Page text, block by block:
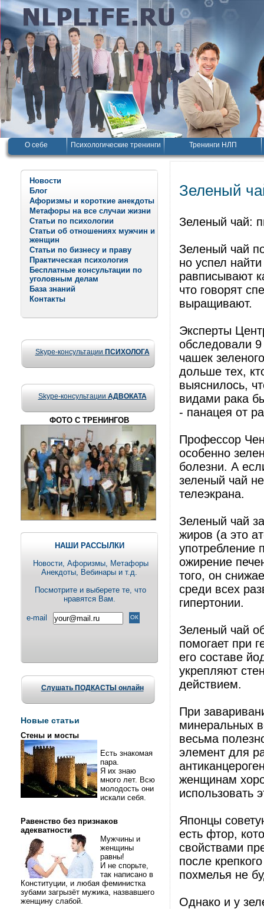
О себе Психологические тренинги Тренинги НЛП
Новости
Блог
Афоризмы и короткие анекдоты
Метафоры на все случаи жизни
Статьи по психологии
Статьи об отношениях мужчин и
женщин
Статьи по бизнесу и праву
Практическая психология
Бесплатные консультации по
уголовным делам
База знаний
Контакты
Skype-консультации ПСИХОЛОГА
Skype-консультации АДВОКАТА
ФОТО С ТРЕНИНГОВ
НАШИ РАССЫЛКИ
Новости, Aфоризмы, Метафоры
Анекдоты, Вебинары и т.д.
Посмотрите и выберете те, что
нравятся Вам.
e-mail
Слушать ПОДКАСТЫ онлайн
Новые статьи
Стены и мосты
Есть знакомая
пара.
Я их знаю
много лет. Всю
молодость они
искали себя.
Равенство без признаков
адекватности
Мужчины и
женщины
равны!
И не спорьте,
так написано в
Конституции, и любая феминистка
зубами загрызёт мужика, назвавшего
женщину слабой.
Зеленый
Зеленый чай:
Зеленый чай
но успел
равписывают
что говорят
выращивают.
Эксперты
обследовали
чашек
дольше тех,
выяснилось,
видами рака
- панацея от
Профессор
особенно
болезни. А
зеленый чай
телеэкрана.
Зеленый чай
жиров (а это
употребление
ожирение
того, он
среди всех
гипертонии.
Зеленый чай
помогает при
его составе
укрепляют
действием.
При
минеральных
весьма
элемент для
женщинам
использовать
Японцы
есть фтор,
свойствами
после
похмелья не
Однако и у